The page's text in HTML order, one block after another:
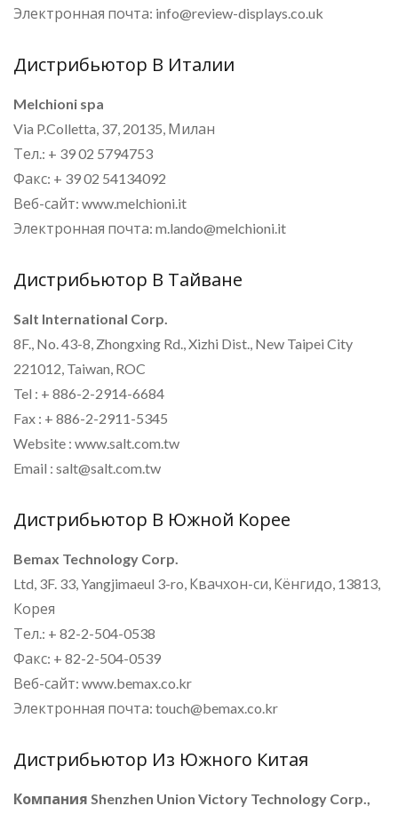
Электронная почта: info@review-displays.co.uk
Дистрибьютор В Италии
Melchioni spa
Via P.Colletta, 37, 20135, Милан
Тел.: + 39 02 5794753
Факс: + 39 02 54134092
Веб-сайт: www.melchioni.it
Электронная почта: m.lando@melchioni.it
Дистрибьютор В Тайване
Salt International Corp.
8F., No. 43-8, Zhongxing Rd., Xizhi Dist., New Taipei City
221012, Taiwan, ROC
Tel : + 886-2-2914-6684
Fax : + 886-2-2911-5345
Website : www.salt.com.tw
Email : salt@salt.com.tw
Дистрибьютор В Южной Корее
Bemax Technology Corp.
Ltd, 3F. 33, Yangjimaeul 3-ro, Квачхон-си, Кёнгидо, 13813,
Корея
Тел.: + 82-2-504-0538
Факс: + 82-2-504-0539
Веб-сайт: www.bemax.co.kr
Электронная почта: touch@bemax.co.kr
Дистрибьютор Из Южного Китая
Компания Shenzhen Union Victory Technology Corp.,